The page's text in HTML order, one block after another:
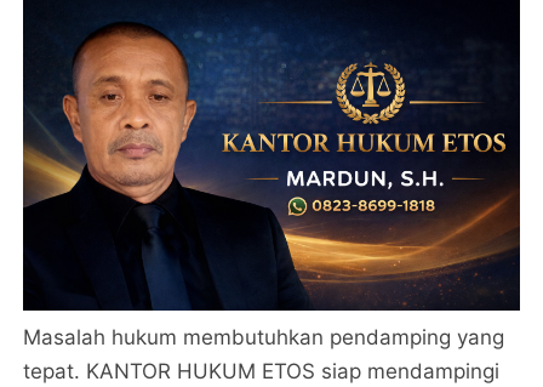
Masalah hukum membutuhkan pendamping yang
tepat. KANTOR HUKUM ETOS siap mendampingi